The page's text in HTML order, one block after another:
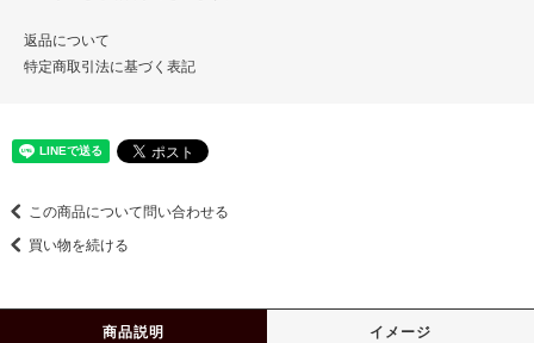
返品について
特定商取引法に基づく表記
この商品について問い合わせる
買い物を続ける
商品説明 イメージ